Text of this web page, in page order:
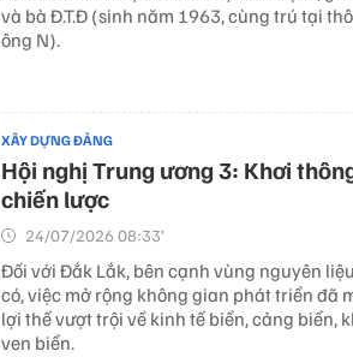
và bà Đ.T.Đ (sinh năm 1963, cùng trú tại
ông N).
XÂY DỰNG ĐẢNG
Hội nghị Trung ương 3: Khơi
chiến lược
24/07/2026 08:33’
Đối với Đắk Lắk, bên cạnh vùng nguyên
có, việc mở rộng không gian phát triển đã
lợi thế vượt trội về kinh tế biển, cảng biển,
ven biển.